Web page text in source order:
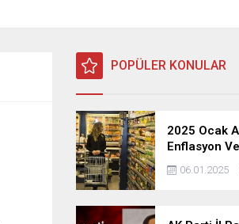
POPÜLER KONULAR
2025 Ocak
Enflasyon
Açıklandı:
TEFE
06.01.2025